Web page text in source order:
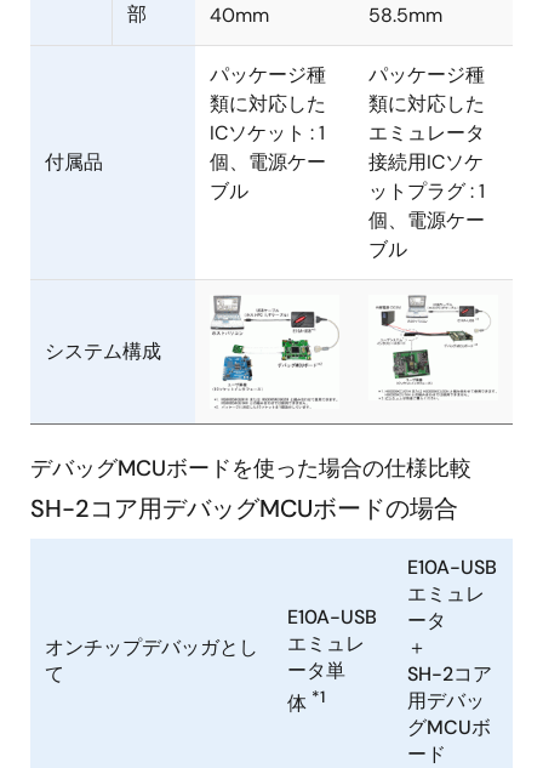
部
40mm
58.5mm
付属品
パッケージ種
類に対応した
ICソケット : 1
個、電源ケー
ブル
パッケージ種
類に対応した
エミュレータ
接続用ICソケ
ットプラグ : 1
個、電源ケー
ブル
システム構成
画
像
画
像
デバッグMCUボードを使った場合の仕様比較
SH-2コア用デバッグMCUボードの場合
オンチップデバッガとし
て
E10A-USB
エミュレ
ータ単
体 *1
E10A-USB
エミュレ
ータ
＋
SH-2コア
用デバッ
グMCUボ
ード